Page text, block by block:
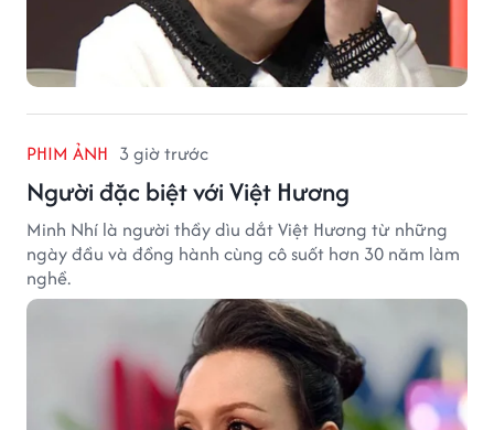
PHIM ẢNH 3 giờ trước
Người đặc biệt với Việt Hương
Minh Nhí là người thầy dìu dắt Việt Hương từ những
ngày đầu và đồng hành cùng cô suốt hơn 30 năm làm
nghề.